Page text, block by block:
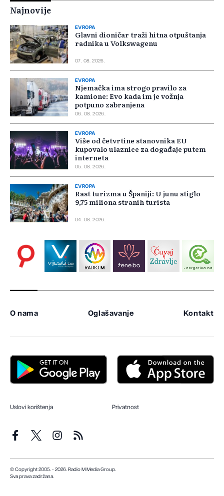
Najnovije
EVROPA
Glavni dioničar traži hitna otpuštanja
radnika u Volkswagenu
07. 08. 2026.
EVROPA
Njemačka ima strogo pravilo za
kamione: Evo kada im je vožnja
potpuno zabranjena
06. 08. 2026.
EVROPA
Više od četvrtine stanovnika EU
kupovalo ulaznice za događaje putem
interneta
05. 08. 2026.
EVROPA
Rast turizma u Španiji: U junu stiglo
9,75 miliona stranih turista
04. 08. 2026.
O nama Oglašavanje Kontakt
Uslovi korištenja Privatnost
© Copyright 2005. - 2026. Radio M Media Group.
Sva prava zadržana.